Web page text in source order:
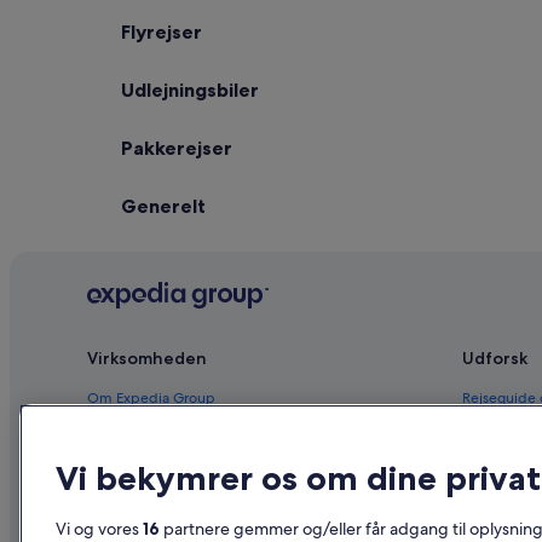
Flyrejser
Udlejningsbiler
Pakkerejser
Generelt
Virksomheden
Om Expedia Group
Registrer dit overnatningssted
Udforsk
Rejseguide
Vi bekymrer os om dine
Vi og vores16 partnere gemmer og/eller får adgang til